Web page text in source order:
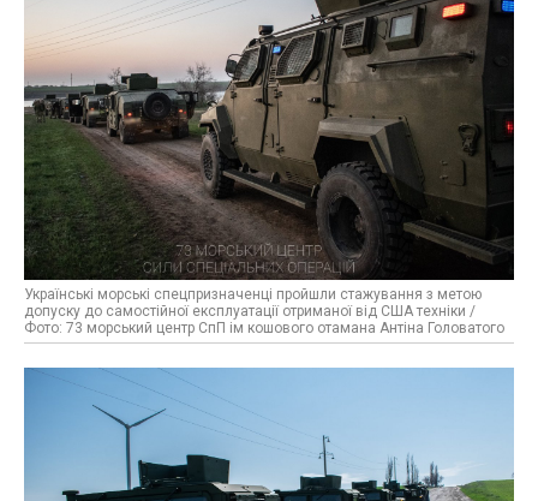
Українські морські спецпризначенці пройшли стажування з метою
допуску до самостійної експлуатації отриманої від США техніки /
Фото: 73 морський центр СпП ім кошового отамана Антіна Головатого